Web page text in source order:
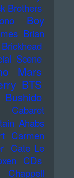
Brothers
Boy
Brian
Brickhead
Scene
Mars
BTS
Bushido
Cabaret
Ahabs
Carmen
Cate Le
CDs
Chappell